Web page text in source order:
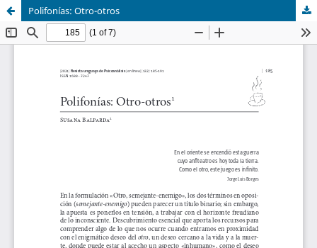
Polifonías: Otro-otros